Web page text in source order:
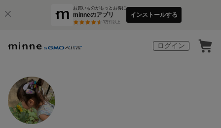
お買いものがもっとお得に
minneのアプリ
3万件以上
インストールする
ログイン